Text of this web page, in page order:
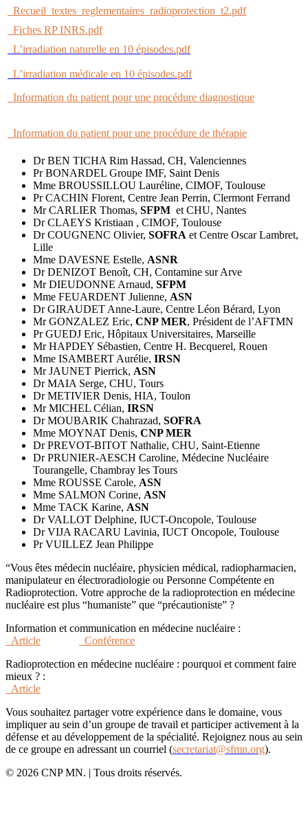
Recueil_textes_reglementaires_radioprotection_t2.pdf
Fiches RP INRS.pdf
L’irradiation naturelle en 10 épisodes.pdf
L’irradiation médicale en 10 épisodes.pdf
Information du patient pour une procédure diagnostique
Information du patient pour une procédure de thérapie
Dr BEN TICHA Rim Hassad, CH, Valenciennes
Pr BONARDEL Groupe IMF, Saint Denis
Mme BROUSSILLOU Lauréline, CIMOF, Toulouse
Pr CACHIN Florent, Centre Jean Perrin, Clermont Ferrand
Mr CARLIER Thomas, SFPM et CHU, Nantes
Dr CLAEYS Kristiaan , CIMOF, Toulouse
Dr COUGNENC Olivier, SOFRA et Centre Oscar Lambret,
Lille
Mme DAVESNE Estelle, ASNR
Dr DENIZOT Benoît, CH, Contamine sur Arve
Mr DIEUDONNE Arnaud, SFPM
Mme FEUARDENT Julienne, ASN
Dr GIRAUDET Anne-Laure, Centre Léon Bérard, Lyon
Mr GONZALEZ Eric, CNP MER, Président de l’AFTMN
Pr GUEDJ Eric, Hôpitaux Universitaires, Marseille
Mr HAPDEY Sébastien, Centre H. Becquerel, Rouen
Mme ISAMBERT Aurélie, IRSN
Mr JAUNET Pierrick, ASN
Dr MAIA Serge, CHU, Tours
Dr METIVIER Denis, HIA, Toulon
Mr MICHEL Célian, IRSN
Dr MOUBARIK Chahrazad, SOFRA
Mme MOYNAT Denis, CNP MER
Dr PREVOT-BITOT Nathalie, CHU, Saint-Etienne
Dr PRUNIER-AESCH Caroline, Médecine Nucléaire
Tourangelle, Chambray les Tours
Mme ROUSSE Carole, ASN
Mme SALMON Corine, ASN
Mme TACK Karine, ASN
Dr VALLOT Delphine, IUCT-Oncopole, Toulouse
Dr VIJA RACARU Lavinia, IUCT Oncopole, Toulouse
Pr VUILLEZ Jean Philippe
“Vous êtes médecin nucléaire, physicien médical, radiopharmacien,
manipulateur en électroradiologie ou Personne Compétente en
Radioprotection. Votre approche de la radioprotection en médecine
nucléaire est plus “humaniste” que “précautioniste” ?
Information et communication en médecine nucléaire :
Article
Conférence
Radioprotection en médecine nucléaire : pourquoi et comment faire
mieux ? :
Article
Vous souhaitez partager votre expérience dans le domaine, vous
impliquer au sein d’un groupe de travail et participer activement à la
défense et au développement de la spécialité. Rejoignez nous au sein
de ce groupe en adressant un courriel (secretariat@sfmn.org).
© 2026 CNP MN. | Tous droits réservés.